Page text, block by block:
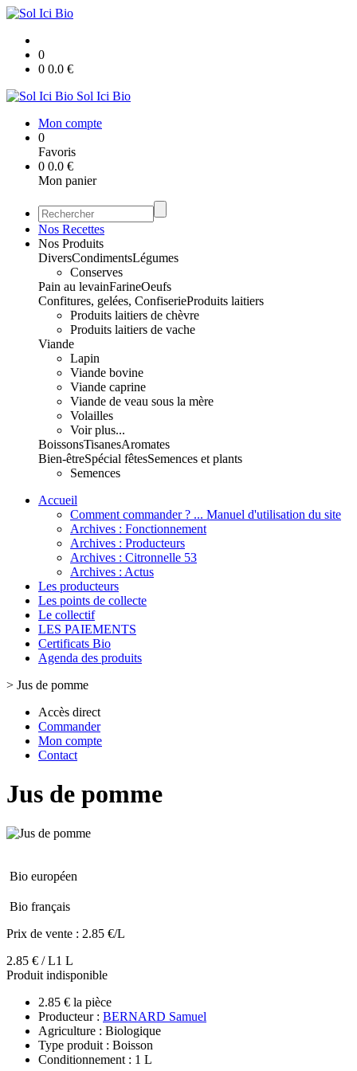
0
0 0.0 €
Sol Ici Bio
Mon compte
0
Favoris
0 0.0 €
Mon panier
Nos Recettes
Nos Produits
DiversCondimentsLégumes
Conserves
Pain au levainFarineOeufs
Confitures, gelées, ConfiserieProduits laitiers
Produits laitiers de chèvre
Produits laitiers de vache
Viande
Lapin
Viande bovine
Viande caprine
Viande de veau sous la mère
Volailles
Voir plus...
BoissonsTisanesAromates
Bien-êtreSpécial fêtesSemences et plants
Semences
Accueil
Comment commander ? ... Manuel d'utilisation du site
Archives : Fonctionnement
Archives : Producteurs
Archives : Citronnelle 53
Archives : Actus
Les producteurs
Les points de collecte
Le collectif
LES PAIEMENTS
Certificats Bio
Agenda des produits
> Jus de pomme
Accès direct
Commander
Mon compte
Contact
Jus de pomme
Bio européen
Bio français
Prix de vente : 2.85 €/L
2.85 € / L1 L
Produit indisponible
2.85 € la pièce
Producteur : BERNARD Samuel
Agriculture : Biologique
Type produit : Boisson
Conditionnement : 1 L